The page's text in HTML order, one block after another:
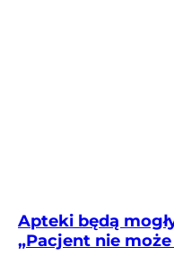
Apteki będą
„Pacjent nie